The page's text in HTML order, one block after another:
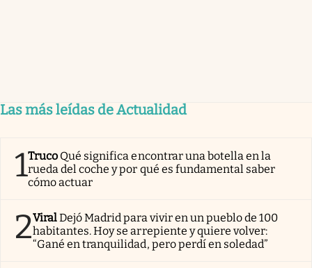
Las más leídas de Actualidad
1Truco Qué significa encontrar una botella en la
rueda del coche y por qué es fundamental saber
cómo actuar
2ViralDejó Madrid para vivir en un pueblo de 100
habitantes. Hoy se arrepiente y quiere volver:
“Gané en tranquilidad, pero perdí en soledad”